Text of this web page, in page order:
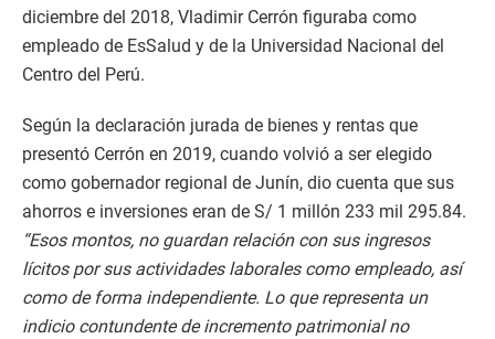
diciembre del 2018, Vladimir Cerrón figuraba como
empleado de EsSalud y de la Universidad Nacional del
Centro del Perú.
Según la declaración jurada de bienes y rentas que
presentó Cerrón en 2019, cuando volvió a ser elegido
como gobernador regional de Junín, dio cuenta que sus
ahorros e inversiones eran de S/ 1 millón 233 mil 295.84.
“Esos montos, no guardan relación con sus ingresos
lícitos por sus actividades laborales como empleado, así
como de forma independiente. Lo que representa un
indicio contundente de incremento patrimonial no